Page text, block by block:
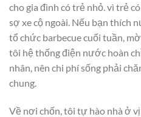
cho gia đình có trẻ nhỏ. vì trẻ
sợ xe cộ ngoài. Nếu bạn thích
tổ chức barbecue cuối tuần,
tôi hệ thống điện nước hoàn
nhân, nên chi phí sống phải
chung.
Về nơi chốn, tôi tự hào nhà ở